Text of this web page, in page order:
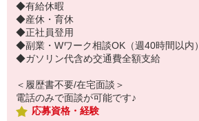
◆有給休暇
◆産休・育休
◆正社員登用
◆副業・Wワーク相談OK（週40時間以内）
◆ガソリン代含め交通費全額支給
＜履歴書不要/在宅面談＞
電話のみで面談が可能です♪
応募資格・経験